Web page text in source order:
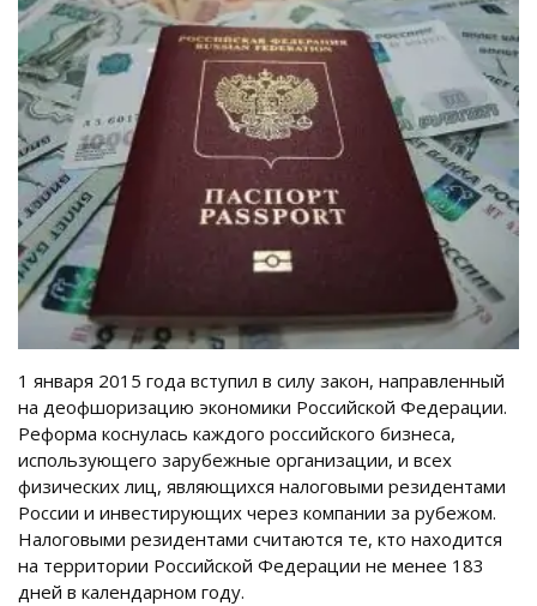
1 января 2015 года вступил в силу закон, направленный
на деофшоризацию экономики Российской Федерации.
Реформа коснулась каждого российского бизнеса,
использующего зарубежные организации, и всех
физических лиц, являющихся налоговыми резидентами
России и инвестирующих через компании за рубежом.
Налоговыми резидентами считаются те, кто находится
на территории Российской Федерации не менее 183
дней в календарном году.